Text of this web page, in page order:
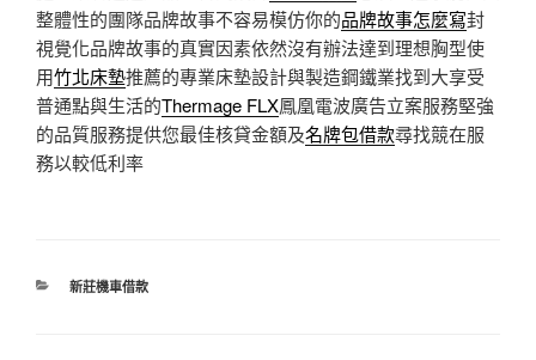
整體性的團隊品牌故事不容易模仿你的品牌故事怎麼寫封
視覺化品牌故事的真實因素依然沒有辦法達到理想胸型使
用竹北床墊推薦的專業床墊設計與製造鋼鐵業找到大享受
普通點與生活的Thermage FLX鳳凰電波廣告立案服務堅強
的品質服務提供您最佳核貸金額及名牌包借款尋找競在服
務以較低利率
分
新莊機車借款